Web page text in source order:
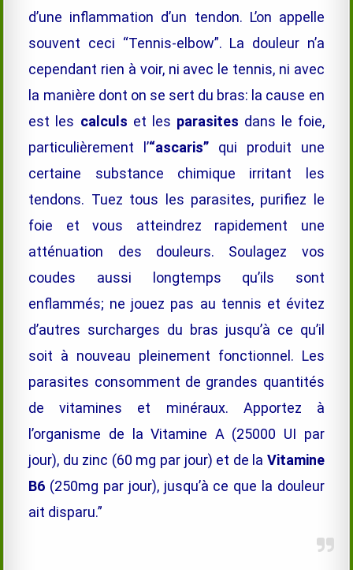
d’une inflammation d’un tendon. L’on appelle
souvent ceci “Tennis-elbow”. La douleur n’a
cependant rien à voir, ni avec le tennis, ni avec
la manière dont on se sert du bras: la cause en
est les calculs et les parasites dans le foie,
particulièrement l’“ascaris” qui produit une
certaine substance chimique irritant les
tendons. Tuez tous les parasites, purifiez le
foie et vous atteindrez rapidement une
atténuation des douleurs. Soulagez vos
coudes aussi longtemps qu’ils sont
enflammés; ne jouez pas au tennis et évitez
d’autres surcharges du bras jusqu’à ce qu’il
soit à nouveau pleinement fonctionnel. Les
parasites consomment de grandes quantités
de vitamines et minéraux. Apportez à
l’organisme de la Vitamine A (25000 UI par
jour), du zinc (60 mg par jour) et de la Vitamine
B6 (250mg par jour), jusqu’à ce que la douleur
ait disparu.”